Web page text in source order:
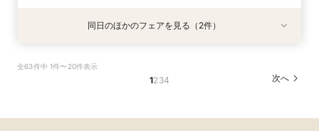
衣装試着 特典あり
9/3
贅沢無料試食
特典あり
9/3
わせ絆牛」絶品試食付◆
同日のほかのフェアを見る（2件）
全63件中 1件〜20件表示
1234 次へ